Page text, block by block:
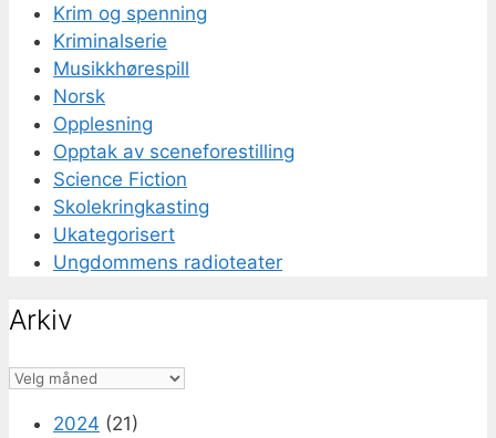
Krim og spenning
Kriminalserie
Musikkhørespill
Norsk
Opplesning
Opptak av sceneforestilling
Science Fiction
Skolekringkasting
Ukategorisert
Ungdommens radioteater
Arkiv
Arkiv
2024 (21)